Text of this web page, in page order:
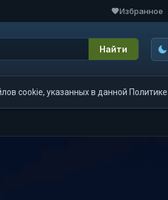
Избранное
Найти
cookie, указанных в данной Политике.